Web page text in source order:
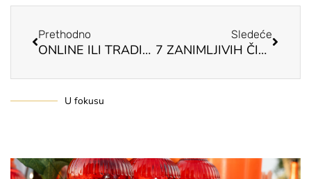
Prethodno
ONLINE ILI TRADICIONALNA KUPOVINA Da li štedimo promenom navika
Sledeće
7 ZANIMLJIVIH ČINJENICA O TEKILI Ovo sigurno niste znali
U fokusu